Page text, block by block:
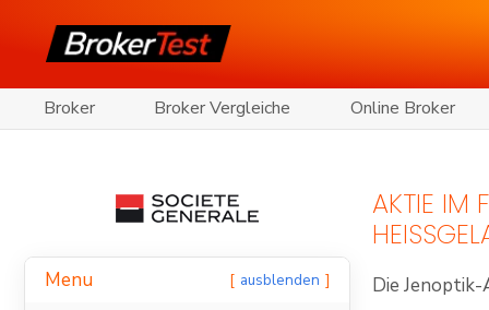
Broker Broker Vergleiche Online Broker
Menu ausblenden
AKTIE IM
Die